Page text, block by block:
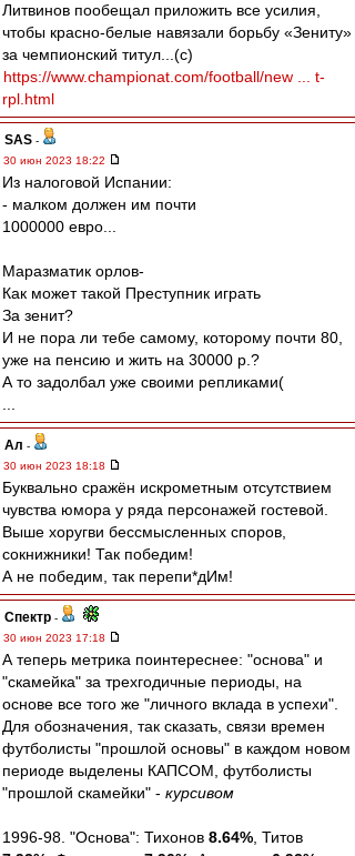
Литвинов пообещал приложить все усилия,
чтобы красно-белые навязали борьбу «Зениту»
за чемпионский титул...(с)
https://www.championat.com/football/new ... t-
rpl.html
SAS -
30 июн 2023 18:22
Из налоговой Испании:
- малком должен им почти
1000000 евро...
Маразматик орлов-
Как может такой Преступник играть
За зенит?
И не пора ли тебе самому, которому почти 80,
уже на пенсию и жить на 30000 р.?
А то задолбал уже своими репликами(
Ал -
30 июн 2023 18:18
Буквально сражён искрометным отсутствием
чувства юмора у ряда персонажей гостевой.
Выше хоругви бессмысленных споров,
сокнижники! Так победим!
А не победим, так перепи*дИм!
Спектр -
30 июн 2023 17:18
А теперь метрика поинтереснее: "основа" и
"скамейка" за трехгодичные периоды, на
основе все того же "личного вклада в успехи".
Для обозначения, так сказать, связи времен
футболисты "прошлой основы" в каждом новом
периоде выделены КАПСОМ, футболисты
"прошлой скамейки" - курсивом
1996-98. "Основа": Тихонов 8.64% , Титов